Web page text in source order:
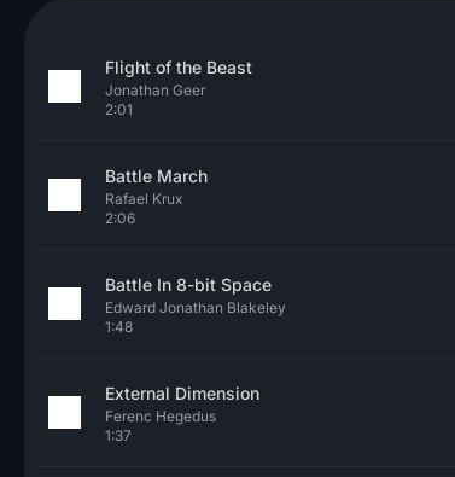
Flight of the Beast
Jonathan Geer
2:01
Battle March
Rafael Krux
2:06
Battle In 8-bit Space
Edward Jonathan Blakeley
1:48
External Dimension
Ferenc Hegedus
1:37